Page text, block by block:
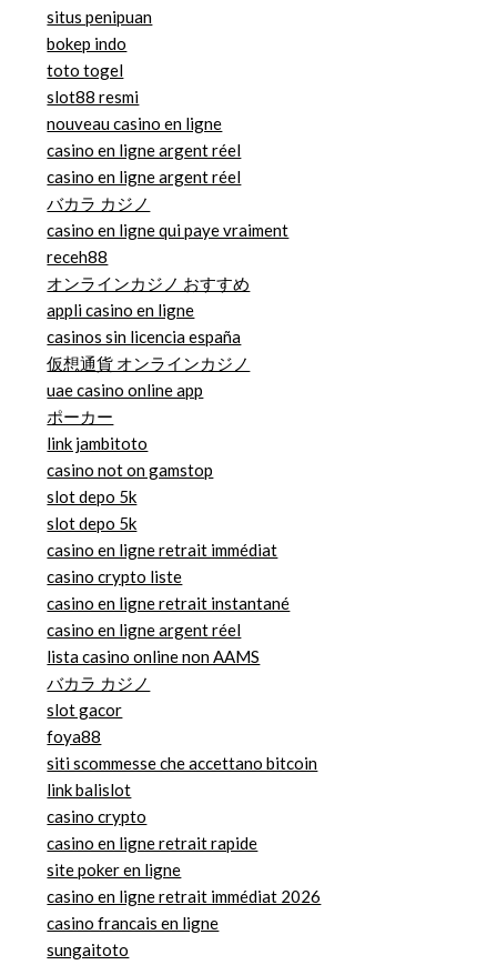
situs penipuan
bokep indo
toto togel
slot88 resmi
nouveau casino en ligne
casino en ligne argent réel
casino en ligne argent réel
バカラ カジノ
casino en ligne qui paye vraiment
receh88
オンラインカジノ おすすめ
appli casino en ligne
casinos sin licencia españa
仮想通貨 オンラインカジノ
uae casino online app
ポーカー
link jambitoto
casino not on gamstop
slot depo 5k
slot depo 5k
casino en ligne retrait immédiat
casino crypto liste
casino en ligne retrait instantané
casino en ligne argent réel
lista casino online non AAMS
バカラ カジノ
slot gacor
foya88
siti scommesse che accettano bitcoin
link balislot
casino crypto
casino en ligne retrait rapide
site poker en ligne
casino en ligne retrait immédiat 2026
casino francais en ligne
sungaitoto